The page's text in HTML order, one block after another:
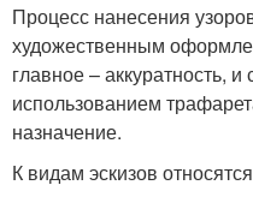
Процесс нанесения
художественным
главное – аккуратность,
использованием
назначение.
К видам эскизов